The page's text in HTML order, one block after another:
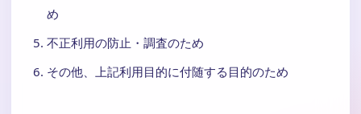
め
不正利用の防止・調査のため
その他、上記利用目的に付随する目的のため